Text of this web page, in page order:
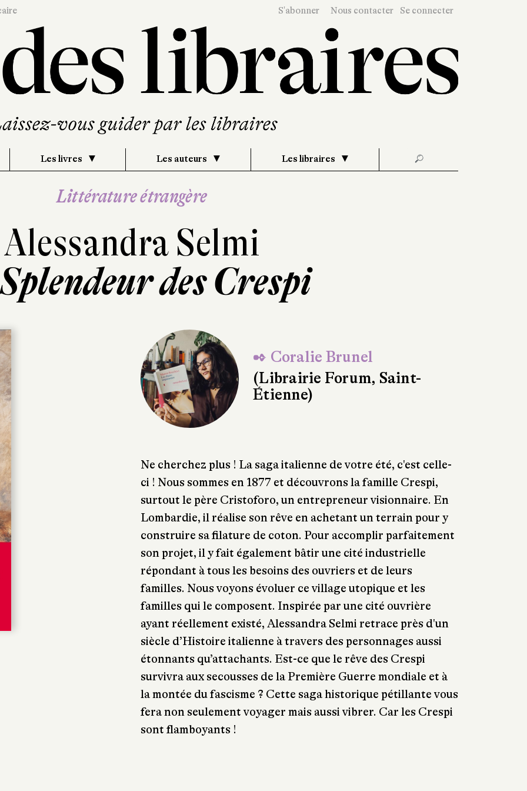
S'abonner Nous contacter Se connecter
Les livres Les auteurs Les libraires 🔎
Littérature étrangère
Alessandra Selmi
des Crespi
✒ Coralie Brunel
(Librairie Forum, Saint-
Étienne)
Ne cherchez plus ! La saga italienne de votre été, c'est celle-
ci ! Nous sommes en 1877 et découvrons la famille Crespi,
surtout le père Cristoforo, un entrepreneur visionnaire. En
Lombardie, il réalise son rêve en achetant un terrain pour y
construire sa filature de coton. Pour accomplir parfaitement
son projet, il y fait également bâtir une cité industrielle
répondant à tous les besoins des ouvriers et de leurs
familles. Nous voyons évoluer ce village utopique et les
familles qui le composent. Inspirée par une cité ouvrière
ayant réellement existé, Alessandra Selmi retrace près d'un
siècle d’Histoire italienne à travers des personnages aussi
étonnants qu’attachants. Est-ce que le rêve des Crespi
survivra aux secousses de la Première Guerre mondiale et à
la montée du fascisme ? Cette saga historique pétillante vous
fera non seulement voyager mais aussi vibrer. Car les Crespi
sont flamboyants !